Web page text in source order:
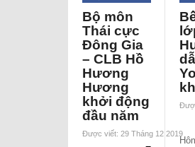
Bộ môn
Thái cực
Đông Gia
– CLB Hồ
Hương
Hương
khởi động
đầu năm
Được viết: 29 Tháng 12 2019